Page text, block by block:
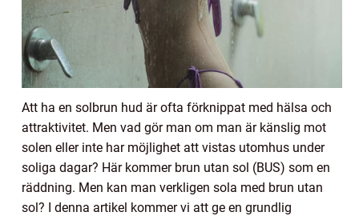
Att ha en solbrun hud är ofta förknippat med hälsa och
attraktivitet. Men vad gör man om man är känslig mot
solen eller inte har möjlighet att vistas utomhus under
soliga dagar? Här kommer brun utan sol (BUS) som en
räddning. Men kan man verkligen sola med brun utan
sol? I denna artikel kommer vi att ge en grundlig